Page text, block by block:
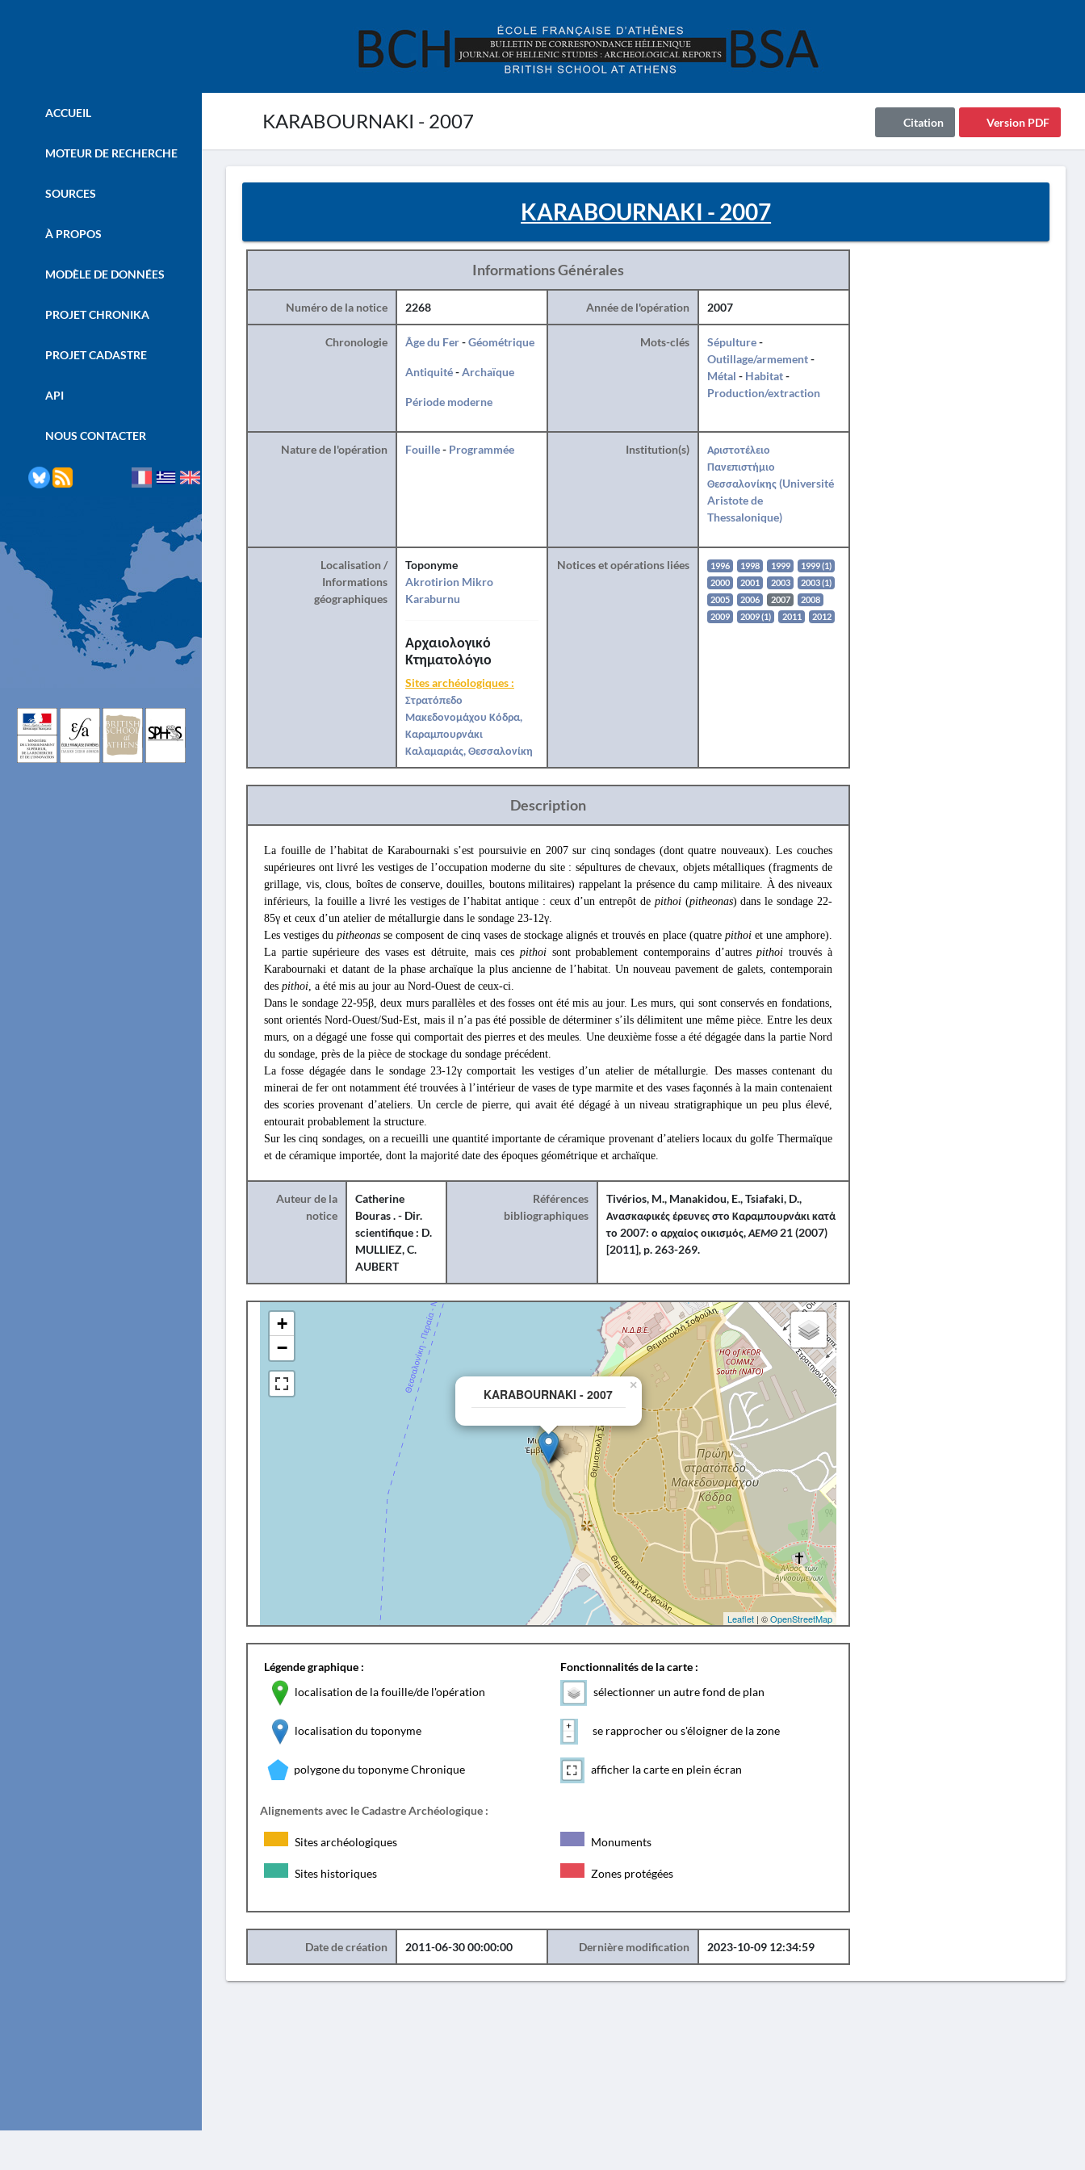
KARABOURNAKI - 2007 Version PDF
Citation
ACCUEIL
MOTEUR DE RECHERCHE
SOURCES
À PROPOS
MODÈLE DE DONNÉES
PROJET CHRONIKA
PROJET CADASTRE
API
NOUS CONTACTER
KARABOURNAKI - 2007
Informations Générales
Numéro de la notice 2268 Année de l'opération 2007
Chronologie Âge du Fer-Géométrique
Antiquité-Archaïque
Période moderne
Mots-clés Sépulture-
Outillage/armement-
Métal - Habitat-
Production/extraction
Nature de l'opération Fouille- Programmée Institution(s)
Αριστοτέλειο
Πανεπιστήμιο
Θεσσαλονίκης (Université
Aristote de
Thessalonique)
Localisation /
Informations
géographiques
Toponyme
Akrotirion Mikro
Karaburnu
Αρχαιολογικό
Κτηματολόγιο
Sites archéologiques :
Στρατόπεδο
Μακεδονομάχου Κόδρα,
Καραμπουρνάκι
Καλαμαριάς, Θεσσαλονίκη
Notices et opérations liées 1996 1998 1999
1999 (1)
2000
2001 2003
2003 (1)
2005
2006 2007
2008
2009
2009 (1) 2011 2012
Description
La fouille de l’habitat de Karabournaki s’est poursuivie en 2007 sur cinq sondages (dont quatre nouveaux). Les couches
supérieures ont livré les vestiges de l’occupation moderne du site : sépultures de chevaux, objets métalliques (fragments de
grillage, vis, clous, boîtes de conserve, douilles, boutons militaires) rappelant la présence du camp militaire. À des niveaux
inférieurs, la fouille a livré les vestiges de l’habitat antique : ceux d’un entrepôt de pithoi(pitheonas) dans le sondage 22-
85γ et ceux d’un atelier de métallurgie dans le sondage 23-12γ.
Les vestiges dupitheonas se composent de cinq vases de stockage alignés et trouvés en place (quatre pithoiet une amphore).
La partie supérieure des vases est détruite, mais cespithoi sont probablement contemporains d’autrespithoi trouvés à
Karabournaki et datant de la phase archaïque la plus ancienne de l’habitat. Un nouveau pavement de galets, contemporain
des pithoi, a été mis au jour au Nord-Ouest de ceux-ci.
Dans le sondage 22-95β, deux murs parallèles et des fosses ont été mis au jour. Les murs, qui sont conservés en fondations,
sont orientés Nord-Ouest/Sud-Est, mais il n’a pas été possible de déterminer s’ils délimitent une même pièce. Entre les deux
murs, on a dégagé une fosse qui comportait des pierres et des meules. Une deuxième fosse a été dégagée dans la partie Nord
du sondage, près de la pièce de stockage du sondage précédent.
La fosse dégagée dans le sondage 23-12γ comportait les vestiges d’un atelier de métallurgie. Des masses contenant du
minerai de fer ont notamment été trouvées à l’intérieur de vases de type marmite et des vases façonnés à la main contenaient
des scories provenant d’ateliers. Un cercle de pierre, qui avait été dégagé à un niveau stratigraphique un peu plus élevé,
entourait probablement la structure.
Sur les cinq sondages, on a recueilli une quantité importante de céramique provenant d’ateliers locaux du golfe Thermaïque
et de céramique importée, dont la majorité date des époques géométrique et archaïque.
Auteur de la
notice
Catherine
Bouras . - Dir.
scientifique : D.
MULLIEZ, C.
AUBERT
Références
bibliographiques
Tivérios, M., Manakidou, E., Tsiafaki, D.,
Ανασκαφικές έρευνες στο Καραμπουρνάκι κατά
το 2007: ο αρχαίος οικισμός,ΑΕΜΘ21 (2007)
[2011], p. 263-269.
KARABOURNAKI - 2007
×
+
−
Leaflet| ©OpenStreetMap
Légende graphique :
localisation de la fouille/de l'opération
localisation du toponyme
polygone du toponyme Chronique
Fonctionnalités de la carte :
sélectionner un autre fond de plan
se rapprocher ou s'éloigner de la zone
afficher la carte en plein écran
Alignements avec le Cadastre Archéologique :
Sites archéologiques Monuments
Sites historiques Zones protégées
Date de création 2011-06-30 00:00:00 Dernière modification 2023-10-09 12:34:59